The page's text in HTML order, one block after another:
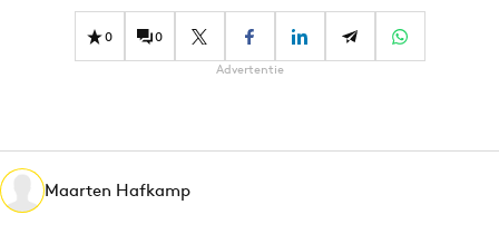
Effectiviteit
Gedragsverandering
Martech
Media
Merkstrategie
0 0
Advertentie
Maarten Hafkamp